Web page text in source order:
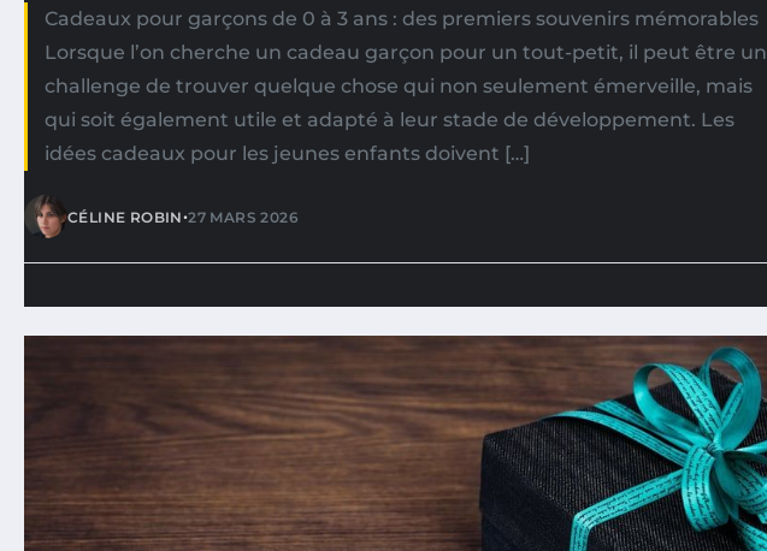
Cadeaux pour garçons de 0 à 3 ans : des premiers souvenirs mémorables
Lorsque l’on cherche un cadeau garçon pour un tout-petit, il peut être un
challenge de trouver quelque chose qui non seulement émerveille, mais
qui soit également utile et adapté à leur stade de développement. Les
idées cadeaux pour les jeunes enfants doivent […]
CÉLINE ROBIN•27 MARS 2026